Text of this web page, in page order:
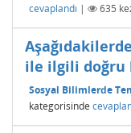
cevaplandı | 635
ile ilgili doğru
Sosyal Bilimlerde
kategorisinde